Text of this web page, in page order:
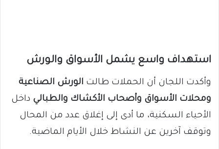
استهداف واسع يشمل الأسواق والورش
وأكدت اللجان أن الحملات طالت الورش الصناعية
ومحلات الأسواق وأصحاب الأكشاك والطبالي داخل
الأحياء السكنية، ما أدى إلى إغلاق عدد من المحال
وتوقف آخرين عن النشاط خلال الأيام الماضية.